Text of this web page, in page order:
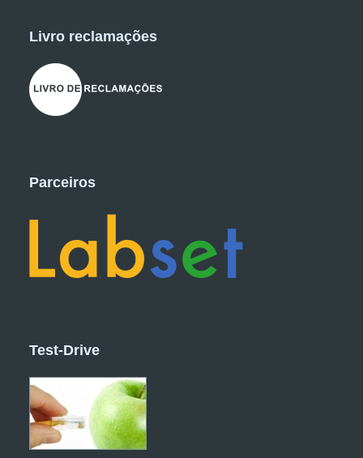
Livro reclamações
Parceiros
Test-Drive